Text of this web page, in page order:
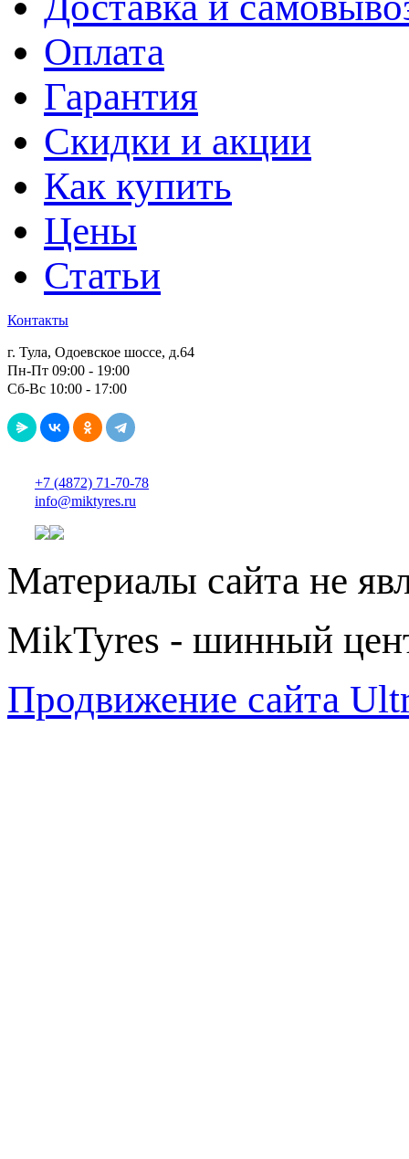
Оплата
Гарантия
Скидки и акции
Как купить
Цены
Статьи
Контакты
г. Тула, Одоевское шоссе, д.64
Пн-Пт 09:00 - 19:00
Сб-Вс 10:00 - 17:00
+7 (4872) 71-70-78
info@miktyres.ru
Материалы сайта не
MikTyres - шинный
Продвижение сайта